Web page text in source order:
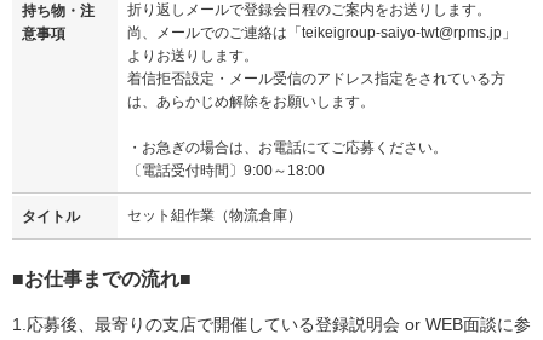
持ち物・注
意事項
折り返しメールで登録会日程のご案内をお送りします。
尚、メールでのご連絡は「teikeigroup-saiyo-twt@rpms.jp」
よりお送りします。
着信拒否設定・メール受信のアドレス指定をされている方
は、あらかじめ解除をお願いします。
・お急ぎの場合は、お電話にてご応募ください。
〔電話受付時間〕9:00～18:00
タイトル セット組作業（物流倉庫）
■お仕事までの流れ■
1.応募後、最寄りの支店で開催している登録説明会 or WEB面談に参